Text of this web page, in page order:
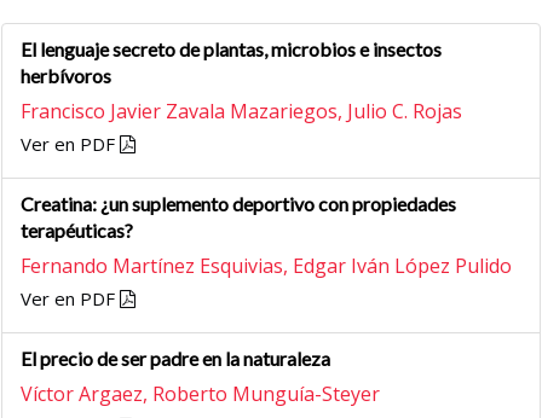
El lenguaje secreto de plantas, microbios e insectos
herbívoros
Francisco Javier Zavala Mazariegos, Julio C. Rojas
Ver en PDF
Creatina: ¿un suplemento deportivo con propiedades
terapéuticas?
Fernando Martínez Esquivias, Edgar Iván López Pulido
Ver en PDF
El precio de ser padre en la naturaleza
Víctor Argaez, Roberto Munguía-Steyer